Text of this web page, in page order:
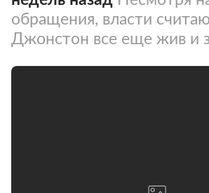
обращения, власти
Джонстон все еще жив и